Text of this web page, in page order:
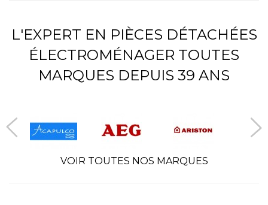
L'EXPERT EN PIÈCES DÉTACHÉES
ÉLECTROMÉNAGER TOUTES
MARQUES DEPUIS 39 ANS
VOIR TOUTES NOS MARQUES